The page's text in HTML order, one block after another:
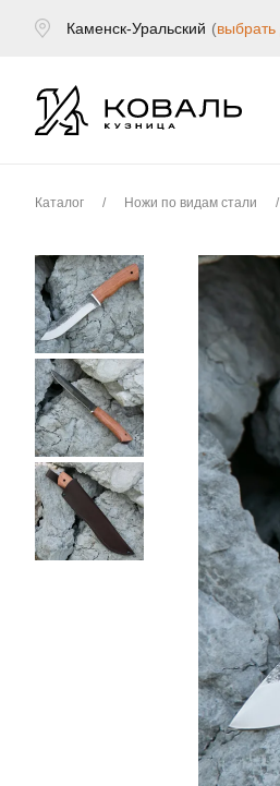
Каменск-Уральский (выбрать
Каталог / Ножи по видам стали /